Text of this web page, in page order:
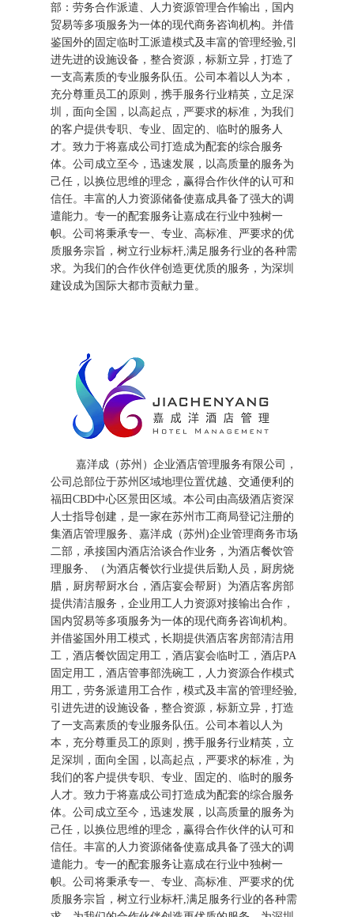
部：劳务合作派遣、人力资源管理合作输出，国内
贸易等多项服务为一体的现代商务咨询机构。并借
鉴国外的固定临时工派遣模式及丰富的管理经验,引
进先进的设施设备，整合资源，标新立异，打造了
一支高素质的专业服务队伍。公司本着以人为本，
充分尊重员工的原则，携手服务行业精英，立足深
圳，面向全国，以高起点，严要求的标准，为我们
的客户提供专职、专业、固定的、临时的服务人
才。致力于将嘉成公司打造成为配套的综合服务
体。公司成立至今，迅速发展，以高质量的服务为
己任，以换位思维的理念，赢得合作伙伴的认可和
信任。丰富的人力资源储备使嘉成具备了强大的调
遣能力。专一的配套服务让嘉成在行业中独树一
帜。公司将秉承专一、专业、高标准、严要求的优
质服务宗旨，树立行业标杆,满足服务行业的各种需
求。为我们的合作伙伴创造更优质的服务，为深圳
建设成为国际大都市贡献力量。
嘉洋成（苏州）企业酒店管理服务有限公司，
公司总部位于苏州区域地理位置优越、交通便利的
福田CBD中心区景田区域。本公司由高级酒店资深
人士指导创建，是一家在苏州市工商局登记注册的
集酒店管理服务、嘉洋成（苏州)企业管理商务市场
二部，承接国内酒店洽谈合作业务，为酒店餐饮管
理服务、（为酒店餐饮行业提供后勤人员，厨房烧
腊，厨房帮厨水台，酒店宴会帮厨）为酒店客房部
提供清洁服务，企业用工人力资源对接输出合作，
国内贸易等多项服务为一体的现代商务咨询机构。
并借鉴国外用工模式，长期提供酒店客房部清洁用
工，酒店餐饮固定用工，酒店宴会临时工，酒店PA
固定用工，酒店管事部洗碗工，人力资源合作模式
用工，劳务派遣用工合作，模式及丰富的管理经验,
引进先进的设施设备，整合资源，标新立异，打造
了一支高素质的专业服务队伍。公司本着以人为
本，充分尊重员工的原则，携手服务行业精英，立
足深圳，面向全国，以高起点，严要求的标准，为
我们的客户提供专职、专业、固定的、临时的服务
人才。致力于将嘉成公司打造成为配套的综合服务
体。公司成立至今，迅速发展，以高质量的服务为
己任，以换位思维的理念，赢得合作伙伴的认可和
信任。丰富的人力资源储备使嘉成具备了强大的调
遣能力。专一的配套服务让嘉成在行业中独树一
帜。公司将秉承专一、专业、高标准、严要求的优
质服务宗旨，树立行业标杆,满足服务行业的各种需